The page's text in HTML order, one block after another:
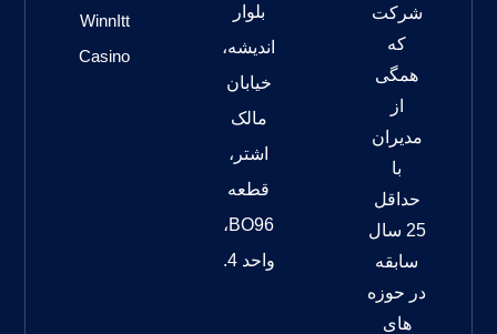
شرکت
که
همگی
از
مدیران
با
حداقل
25 سال
سابقه
در حوزه
های
بلوار
اندیشه،
خیابان
مالک
اشتر،
قطعه
BO96،
واحد 4.
WinnItt
Casino